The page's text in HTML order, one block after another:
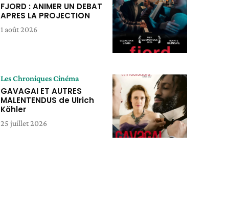
FJORD : ANIMER UN DEBAT
APRES LA PROJECTION
1 août 2026
Les Chroniques Cinéma
GAVAGAI ET AUTRES
MALENTENDUS de Ulrich
Köhler
25 juillet 2026